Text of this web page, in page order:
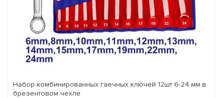
Набор комбинированных гаечных ключей 12шт 6-24 мм в
брезентовом чехле